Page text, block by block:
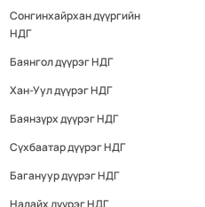
Сонгинхайрхан дүүргийн
НДГ
Баянгол дүүрэг НДГ
Хан-Уул дүүрэг НДГ
Баянзүрх дүүрэг НДГ
Сүхбаатар дүүрэг НДГ
Багануур дүүрэг НДГ
Налайх дүүрэг НДГ